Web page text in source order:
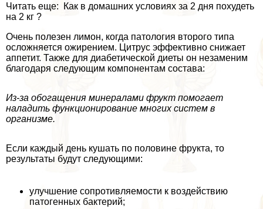
Читать еще: Как в домашних условиях за 2 дня похудеть
на 2 кг ?
Очень полезен лимон, когда патология второго типа
осложняется ожирением. Цитрус эффективно снижает
аппетит. Также для диабетической диеты он незаменим
благодаря следующим компонентам состава:
Из-за обогащения минералами фрукт помогает
наладить функционирование многих систем в
организме.
Если каждый день кушать по половине фрукта, то
результаты будут следующими:
улучшение сопротивляемости к воздействию
патогенных бактерий;